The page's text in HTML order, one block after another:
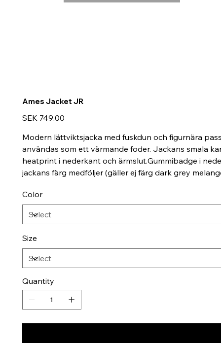
Ames Jacket JR
Price
SEK 749.00
Modern lättviktsjacka med fuskdun och figurnära
användas som ett värmande foder. Jackans smala
heatprint i nederkant och ärmslut.Gummibadge i
jackans färg medföljer (gäller ej färg dark grey
Color
Size
Quantity